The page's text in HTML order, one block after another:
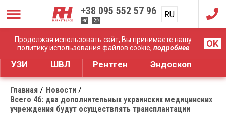
Продолжая использовать сайт, Вы принимаете нашу
политику использования файлов cookie, подробнее OK
+38 095 552 57 96 RU
UA
Дистрибуция медицинского оборудования
УЗИ ШВЛ Рентген Эндоскоп
Главная
Новости
Всего 46: два дополнительных украинских медицинских
учреждения будут осуществлять трансплантации